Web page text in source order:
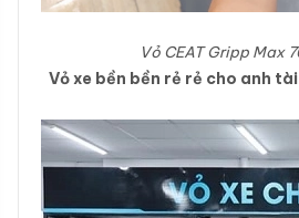
Vỏ CEAT Gripp Max
Vỏ xe bền bền rẻ rẻ cho anh